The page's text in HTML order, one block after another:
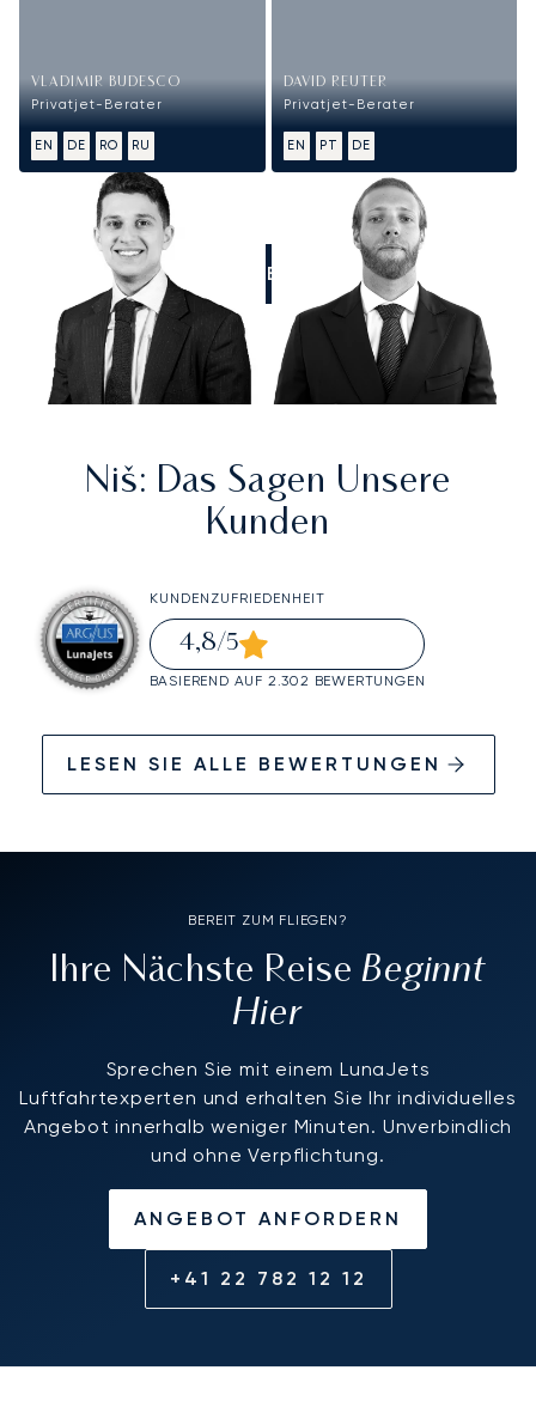
VLADIMIR BUDESCO
Privatjet-Berater
EN DE RO RU
DAVID REUTER
Privatjet-Berater
EN PT DE
RUFEN SIE UNS AN
Niš: Das Sagen Unsere
Kunden
KUNDENZUFRIEDENHEIT
4,8/5
BASIEREND AUF 2.302 BEWERTUNGEN
LESEN SIE ALLE BEWERTUNGEN
BEREIT ZUM FLIEGEN?
Ihre Nächste ReiseBeginnt
Hier
Sprechen Sie mit einem LunaJets
Luftfahrtexperten und erhalten Sie Ihr individuelles
Angebot innerhalb weniger Minuten. Unverbindlich
und ohne Verpflichtung.
ANGEBOT ANFORDERN
+41 22 782 12 12